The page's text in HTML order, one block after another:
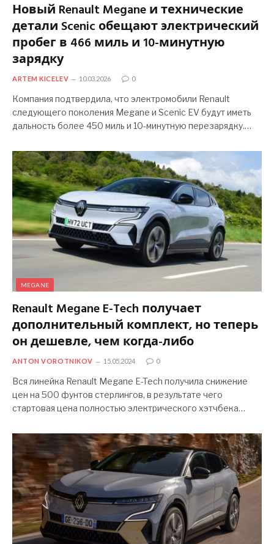
Новый Renault Megane и технические
детали Scenic обещают электрический
пробег в 466 миль и 10-минутную
зарядку
ARTEM KICELEV 10.03.2026 0
Компания подтвердила, что электромобили Renault
следующего поколения Megane и Scenic EV будут иметь
дальность более 450 миль и 10-минутную перезарядку.…
MEGANE
Renault Megane E-Tech получает
дополнительный комплект, но теперь
он дешевле, чем когда-либо
ANTON VOROTNIKOV 15.05.2024 0
Вся линейка Renault Megane E-Tech получила снижение
цен на 500 фунтов стерлингов, в результате чего
стартовая цена полностью электрического хэтчбека…